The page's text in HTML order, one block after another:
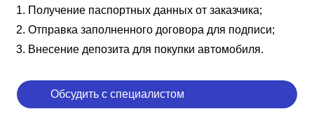
Получение паспортных данных от заказчика;
Отправка заполненного договора для подписи;
Внесение депозита для покупки автомобиля.
Обсудить с специалистом